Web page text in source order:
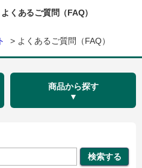
よくあるご質問（FAQ）
> よくあるご質問（FAQ）
商品から探す